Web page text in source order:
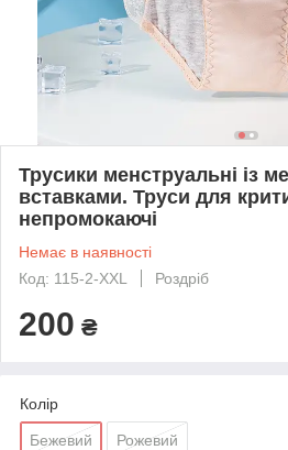
Трусики менструальні із
вставками. Труси для
непромокаючі
Немає в наявності
Код: 115-2-XXL
Роздріб
200 ₴
Колір
Бежевий Рожевий